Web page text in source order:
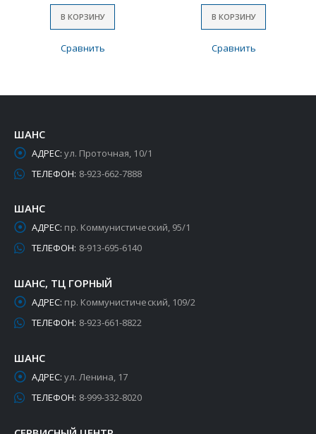
В КОРЗИНУ
Сравнить
В КОРЗИНУ
Сравнить
ШАНС
АДРЕС: ул. Проточная, 10/1
ТЕЛЕФОН: 8-923-662-7888
ШАНС
АДРЕС: пр. Коммунистический, 95/1
ТЕЛЕФОН: 8-913-695-6140
ШАНС, ТЦ ГОРНЫЙ
АДРЕС: пр. Коммунистический, 109/2
ТЕЛЕФОН: 8-923-661-8822
ШАНС
АДРЕС: ул. Ленина, 17
ТЕЛЕФОН: 8-999-332-8020